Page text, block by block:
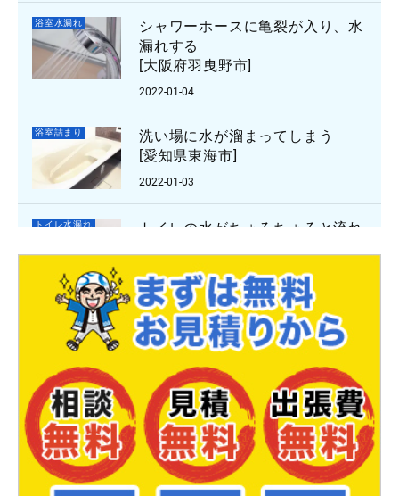
浴室水漏れ
シャワーホースに亀裂が入り、水
漏れする
[大阪府羽曳野市]
2022-01-04
浴室詰まり
洗い場に水が溜まってしまう
[愛知県東海市]
2022-01-03
トイレ水漏れ
トイレの水がちょろちょろと流れ
2021-12-27
トイレ詰まり
便器の紙詰まり
[愛知県岡崎市竜美中]
2021-12-26
キッチン詰まり
床下から水漏れしてくる
[埼玉県越谷市下間久里]
2021-12-17